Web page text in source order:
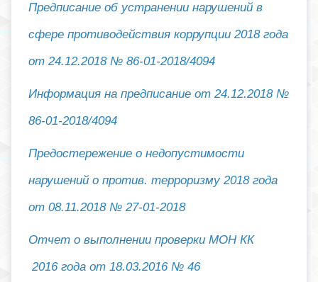
Предписание об устранении нарушений в
сфере противодействия коррупции 2018 года
от 24.12.2018 № 86-01-2018/4094
Информация на предписание от 24.12.2018 №
86-01-2018/4094
Предостережение о недопустимости
нарушений о против. терроризму 2018 года
от 08.11.2018 № 27-01-2018
Отчет о выполнении проверки МОН КК
2016 года от 18.03.2016 № 46